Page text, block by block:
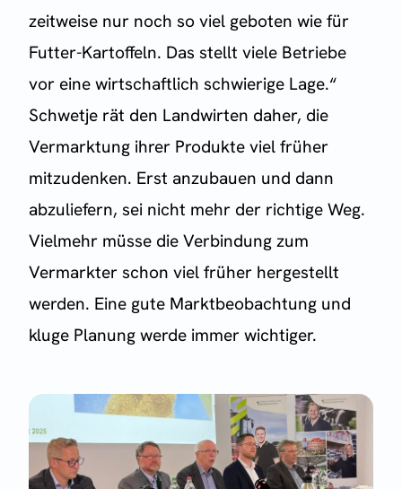
zeitweise nur noch so viel geboten wie für
Futter-Kartoffeln. Das stellt viele Betriebe
vor eine wirtschaftlich schwierige Lage.“
Schwetje rät den Landwirten daher, die
Vermarktung ihrer Produkte viel früher
mitzudenken. Erst anzubauen und dann
abzuliefern, sei nicht mehr der richtige Weg.
Vielmehr müsse die Verbindung zum
Vermarkter schon viel früher hergestellt
werden. Eine gute Marktbeobachtung und
kluge Planung werde immer wichtiger.